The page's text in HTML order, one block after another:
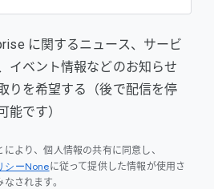
に関するニュース、サービ
イベント情報などのお知らせ
りを希望する（後で配信を停
能です）
より、個人情報の共有に同意し、
シーNoneに従って提供した情報が使用さ
されます。